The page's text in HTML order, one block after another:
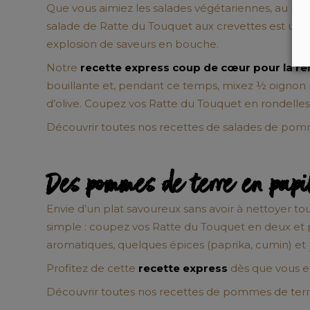
Que vous aimiez les salades végétariennes, au
salade de Ratte du Touquet aux crevettes est un
explosion de saveurs en bouche.
Notre recette express coup de cœur pour la
bouillante et, pendant ce temps, mixez ½ oignon
d’olive. Coupez vos Ratte du Touquet en
Découvrir toutes nos recettes de salades de
Des pommes de terre en
Envie d’un plat savoureux sans avoir à nettoyer
simple : coupez vos Ratte du Touquet en deux et
aromatiques, quelques épices (paprika, cumin)
Profitez de cette recette express dès que vous
Découvrir toutes nos recettes de pommes de